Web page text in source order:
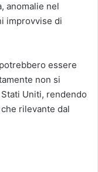
anomalie nel
improvvise di
essere
non si
Uniti, rendendo
rilevante dal